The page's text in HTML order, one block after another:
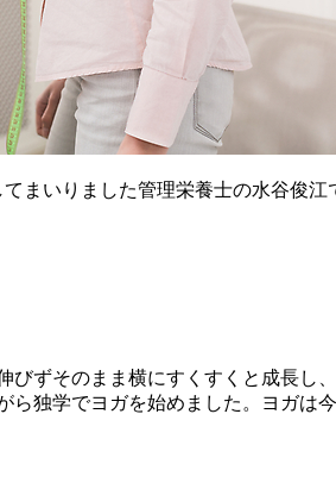
まいりました管理栄養士の水谷俊
びずそのまま横にすくすくと成長
独学でヨガを始めました。ヨガは